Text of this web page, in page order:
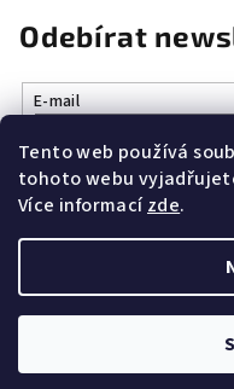
Tento web používá
tohoto webu
Více informacízde.
Odebírat
E-mail
Vložením e-mailu
údajů